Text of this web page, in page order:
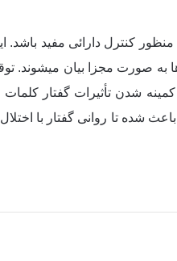
کنترل دارائی مفید باشد.
داده شود، دارد[١]. به عبارت دیگر، این واژه ها
شدن تأثیرات گفتار
شده تا روانی گفتار با